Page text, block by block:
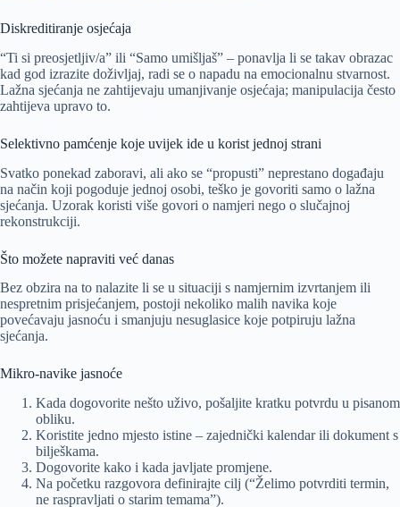
Diskreditiranje osjećaja
“Ti si preosjetljiv/a” ili “Samo umišljaš” – ponavlja li se takav obrazac
kad god izrazite doživljaj, radi se o napadu na emocionalnu stvarnost.
Lažna sjećanja ne zahtijevaju umanjivanje osjećaja; manipulacija često
zahtijeva upravo to.
Selektivno pamćenje koje uvijek ide u korist jednoj strani
Svatko ponekad zaboravi, ali ako se “propusti” neprestano događaju
na način koji pogoduje jednoj osobi, teško je govoriti samo o lažna
sjećanja. Uzorak koristi više govori o namjeri nego o slučajnoj
rekonstrukciji.
Što možete napraviti već danas
Bez obzira na to nalazite li se u situaciji s namjernim izvrtanjem ili
nespretnim prisjećanjem, postoji nekoliko malih navika koje
povećavaju jasnoću i smanjuju nesuglasice koje potpiruju lažna
sjećanja.
Mikro-navike jasnoće
Kada dogovorite nešto uživo, pošaljite kratku potvrdu u pisanom
obliku.
Koristite jedno mjesto istine – zajednički kalendar ili dokument s
bilješkama.
Dogovorite kako i kada javljate promjene.
Na početku razgovora definirajte cilj (“Želimo potvrditi termin,
ne raspravljati o starim temama”).